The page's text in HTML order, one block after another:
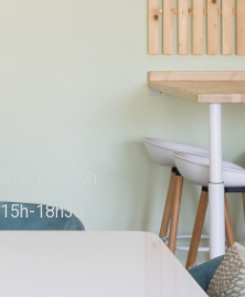
/ 15h-19h
18h30
12h30